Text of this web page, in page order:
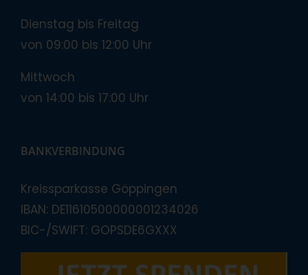
Dienstag bis Freitag
von 09:00 bis 12:00 Uhr
Mittwoch
von 14:00 bis 17:00 Uhr
BANKVERBINDUNG
Kreissparkasse Göppingen
IBAN: DE11610500000001234026
BIC-/SWIFT: GOPSDE6GXXX